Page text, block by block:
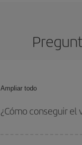
Ampliar todo
¿Cómo conseguir el